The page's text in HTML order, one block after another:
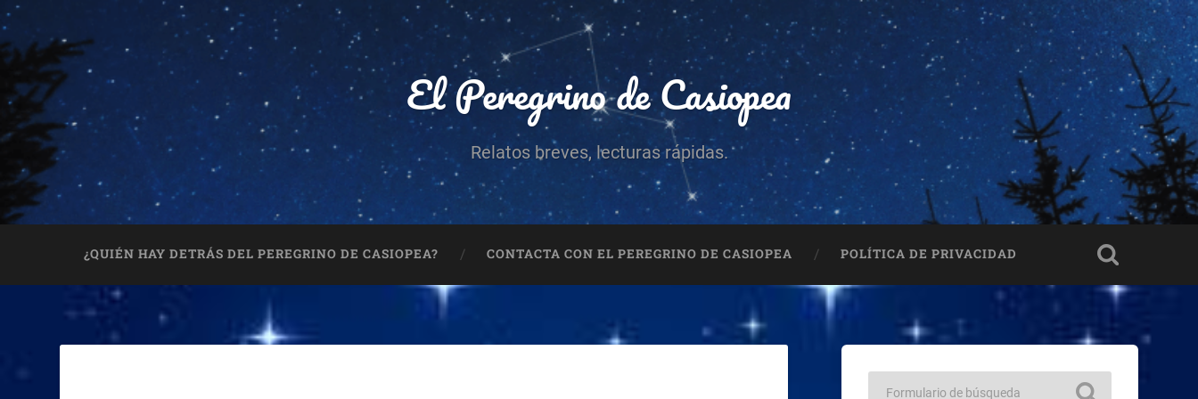
El Peregrino de Casiopea
Relatos breves, lecturas rápidas.
¿QUIÉN HAY DETRÁS DEL PEREGRINO DE CASIOPEA? CONTACTA CON EL PEREGRINO DE CASIOPEA POLÍTICA DE PRIVACIDAD